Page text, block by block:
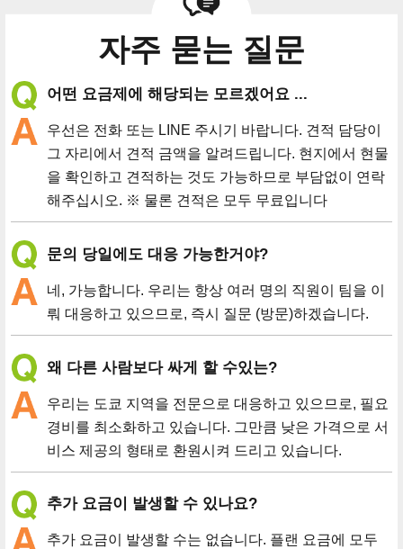
자주 묻는 질문
어떤 요금제에 해당되는 모르겠어요 ...
우선은 전화 또는 LINE 주시기 바랍니다. 견적 담당이
그 자리에서 견적 금액을 알려드립니다. 현지에서 현물
을 확인하고 견적하는 것도 가능하므로 부담없이 연락
해주십시오. ※ 물론 견적은 모두 무료입니다
문의 당일에도 대응 가능한거야?
네, 가능합니다. 우리는 항상 여러 명의 직원이 팀을 이
뤄 대응하고 있으므로, 즉시 질문 (방문)하겠습니다.
왜 다른 사람보다 싸게 할 수있는?
우리는 도쿄 지역을 전문으로 대응하고 있으므로, 필요
경비를 최소화하고 있습니다. 그만큼 낮은 가격으로 서
비스 제공의 형태로 환원시켜 드리고 있습니다.
추가 요금이 발생할 수 있나요?
추가 요금이 발생할 수는 없습니다. 플랜 요금에 모두